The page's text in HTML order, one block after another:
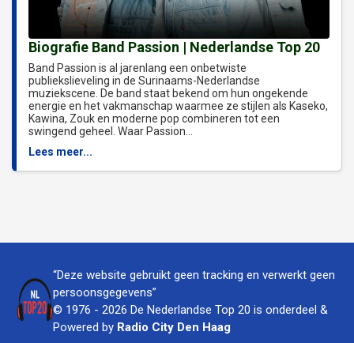
Biografie Band Passion | Nederlandse Top 20
Band Passion is al jarenlang een onbetwiste
publiekslieveling in de Surinaams-Nederlandse
muziekscene. De band staat bekend om hun ongekende
energie en het vakmanschap waarmee ze stijlen als Kaseko,
Kawina, Zouk en moderne pop combineren tot een
swingend geheel. Waar Passion...
Lees meer...
“Deze website gebruikt geen tracking en verwerkt geen
persoonsgegevens”
© 1976 - 2026 De Nederlandse Top 20 is onderdeel &
Powered by Radio City Den Haag